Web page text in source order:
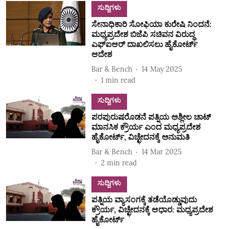
ಸುದ್ದಿಗಳು
ಸೇನಾಧಿಕಾರಿ ಸೋಫಿಯಾ ಕುರೇಷಿ ನಿಂದನೆ:
ಮಧ್ಯಪ್ರದೇಶ ಬಿಜೆಪಿ ಸಚಿವನ ವಿರುದ್ಧ
ಎಫ್ಐಆರ್ ದಾಖಲಿಸಲು ಹೈಕೋರ್ಟ್
ಆದೇಶ
Bar & Bench
14 May 2025
1 min read
ಸುದ್ದಿಗಳು
ಪರಪುರುಷರೊಡನೆ ಪತ್ನಿಯ ಅಶ್ಲೀಲ ಚಾಟ್‌
ಮಾನಸಿಕ ಕ್ರೌರ್ಯ ಎಂದ ಮಧ್ಯಪ್ರದೇಶ
ಹೈಕೋರ್ಟ್‌, ವಿಚ್ಛೇದನಕ್ಕೆ ಅನುಮತಿ
Bar & Bench
14 Mar 2025
2 min read
ಸುದ್ದಿಗಳು
ಪತ್ನಿಯ ವ್ಯಾಸಂಗಕ್ಕೆ ತಡೆಯೊಡ್ಡುವುದು
ಕ್ರೌರ್ಯ, ವಿಚ್ಛೇದನಕ್ಕೆ ಆಧಾರ: ಮಧ್ಯಪ್ರದೇಶ
ಹೈಕೋರ್ಟ್